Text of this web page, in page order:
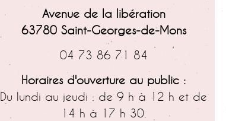
Avenue de la libération
63780 Saint-Georges-de-Mons
04 73 86 71 84
Horaires d'ouverture au public :
Du lundi au jeudi : de 9 h à 12 h et de
14 h à 17 h 30.